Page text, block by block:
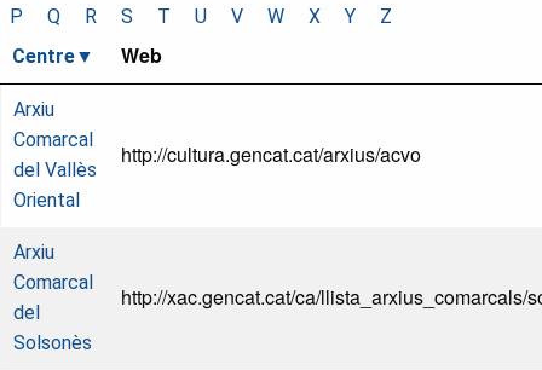
P
Q R S T U V W X Y
Z
Centre
Web
Arxiu
Comarcal
del Vallès
Oriental
http://cultura.gencat.cat/arxius/acvo
Arxiu
Comarcal
del
Solsonès
http://xac.gencat.cat/ca/llista_arxius_comarcals/